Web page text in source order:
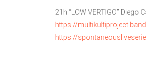
21h “LOW VERTIGO”
https://
https://